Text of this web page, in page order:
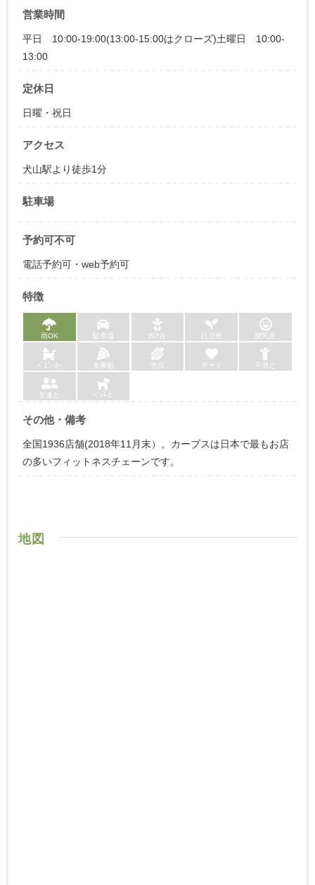
営業時間
平日 10:00-19:00(13:00-15:00はクローズ)土曜日 10:00-
13:00
定休日
日曜・祝日
アクセス
犬山駅より徒歩1分
駐車場
予約可不可
電話予約可・web予約可
特徴
雨OK 駐車場 ｵﾑﾂ台 託児所 授乳室
ﾍﾞﾋﾞｰｶｰ 食事処 売店 デート 子供と
友達と ﾍﾟｯﾄと
その他・備考
全国1936店舗(2018年11月末）。カーブスは日本で最もお店
の多いフィットネスチェーンです。
地図